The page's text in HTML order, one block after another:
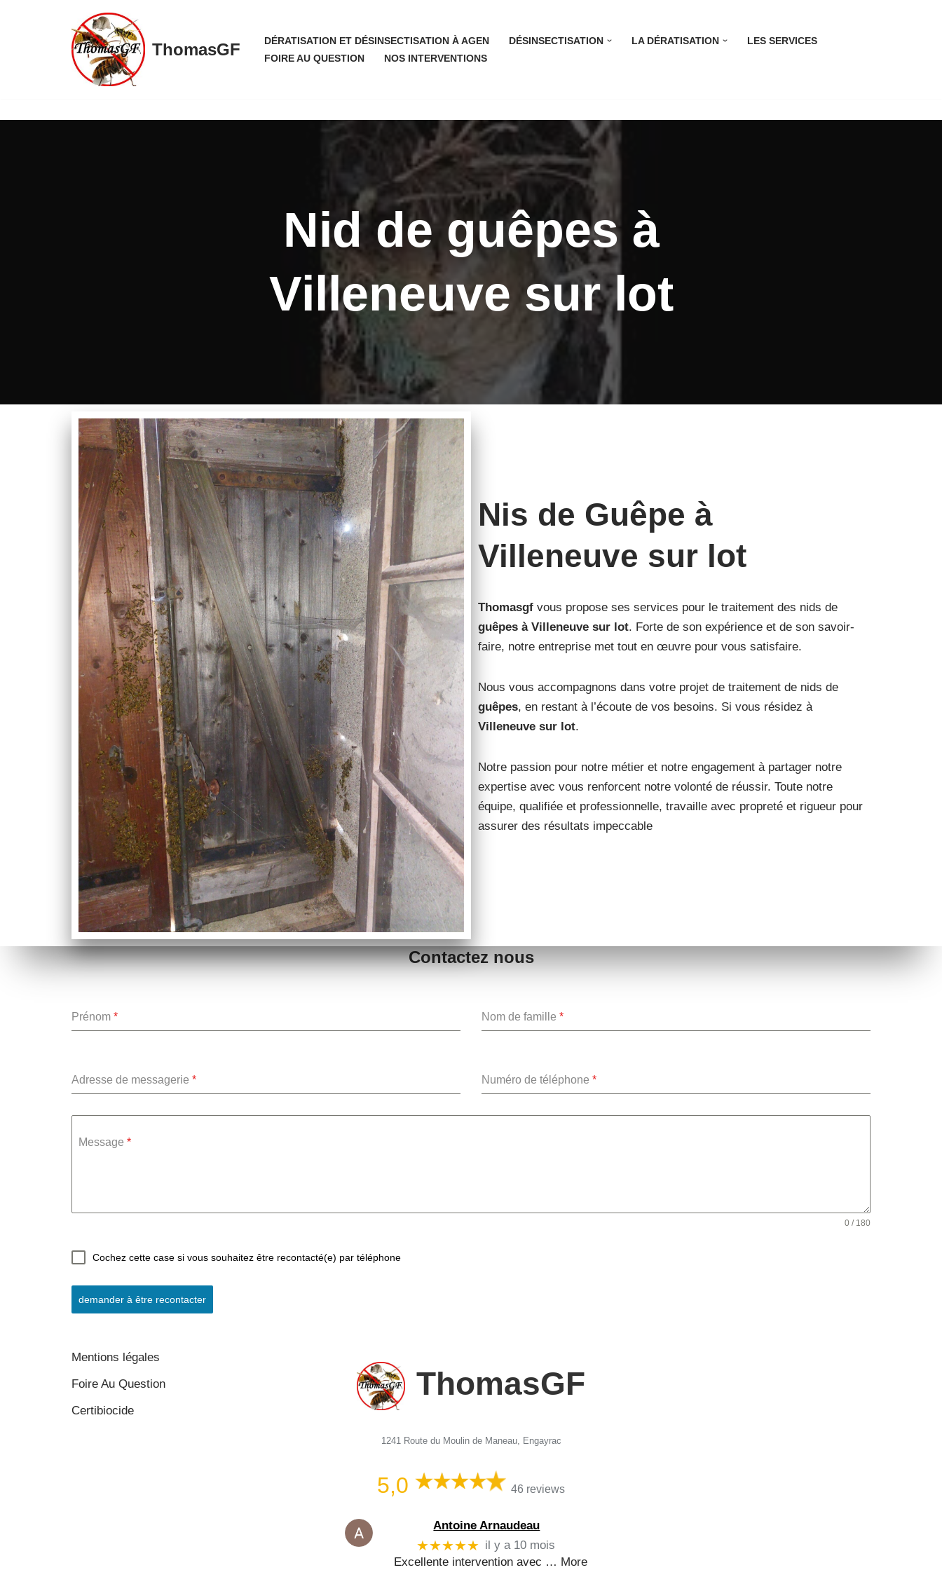
ThomasGF DÉRATISATION ET DÉSINSECTISATION À AGEN DÉSINSECTISATION LA DÉRATISATION
LES SERVICES
FOIRE AU QUESTION
NOS INTERVENTIONS
Nid de guêpes à
Villeneuve sur lot
Nis de Guêpe à
Villeneuve sur lot
Thomasgf vous propose ses services pour le traitement des nids de
guêpes à Villeneuve sur lot. Forte de son expérience et de son savoir-
faire, notre entreprise met tout en œuvre pour vous satisfaire.
Nous vous accompagnons dans votre projet de traitement de nids de
guêpes, en restant à l’écoute de vos besoins. Si vous résidez à
Villeneuve sur lot.
Notre passion pour notre métier et notre engagement à partager notre
expertise avec vous renforcent notre volonté de réussir. Toute notre
équipe, qualifiée et professionnelle, travaille avec propreté et rigueur pour
assurer des résultats impeccable
Contactez nous
Prénom * Nom de famille *
Adresse de messagerie * Numéro de téléphone *
Message *
0 / 180
Cochez cette case si vous souhaitez être recontacté(e) par téléphone
demander à être recontacter
Mentions légales
Foire Au Question
Certibiocide
ThomasGF
1241 Route du Moulin de Maneau, Engayrac
5,0 46 reviews
Antoine Arnaudeau
★★★★★ il y a 10 mois
Excellente intervention avec … More